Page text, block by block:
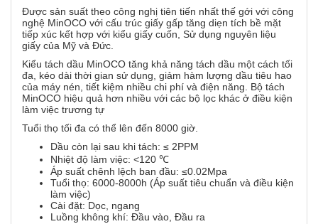
Được sản suất theo công nghị tiên tiến nhất thế gới với công
nghệ MinOCO với cấu trúc giấy gấp tăng diẹn tích bề mặt
tiếp xúc kết hợp với kiểu giấy cuốn, Sử dụng nguyên liệu
giấy của Mỹ và Đức.
Kiểu tách dầu MinOCO tăng khả năng tách dầu một cách tối
đa, kéo dài thời gian sử dụng, giảm hàm lượng dầu tiêu hao
của máy nén, tiết kiệm nhiều chi phí và điện năng. Bộ tách
MinOCO hiệu quả hơn nhiều với các bộ lọc khác ở điều kiện
làm việc trương tự
Tuổi thọ tối đa có thể lên đến 8000 giờ.
Dầu còn lại sau khi tách: ≤ 2PPM
Nhiệt độ làm việc: <120 ℃
Áp suất chênh lệch ban đầu: ≤0.02Mpa
Tuổi thọ: 6000-8000h (Áp suất tiêu chuẩn và điều kiện
làm việc)
Cài đặt: Dọc, ngang
Luồng không khí: Đầu vào, Đầu ra